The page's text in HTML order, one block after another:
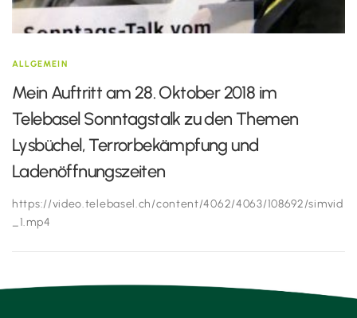
ALLGEMEIN
Mein Auftritt am 28. Oktober 2018 im
Telebasel Sonntagstalk zu den Themen
Lysbüchel, Terrorbekämpfung und
Ladenöffnungszeiten
https://video.telebasel.ch/content/4062/4063/108692/simvid
_1.mp4